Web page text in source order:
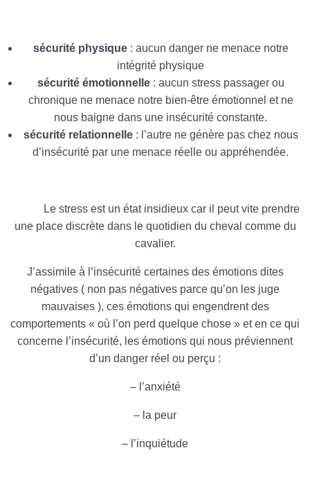
sécurité physique: aucun danger ne menace notre
intégrité physique
sécurité émotionnelle: aucun stress passager ou
chronique ne menace notre bien-être émotionnel et ne
nous baigne dans une insécurité constante.
sécurité relationnelle: l’autre ne génère pas chez nous
d’insécurité par une menace réelle ou appréhendée.
Le stress est un état insidieux car il peut vite prendre
une place discrète dans le quotidien du cheval comme du
cavalier.
J’assimile à l’insécurité certaines des émotions dites
négatives ( non pas négatives parce qu’on les juge
mauvaises ), ces émotions qui engendrent des
comportements « où l’on perd quelque chose » et en ce qui
concerne l’insécurité, les émotions qui nous préviennent
d’un danger réel ou perçu :
– l’anxiété
– la peur
– l’inquiétude